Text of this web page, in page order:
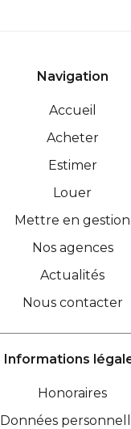
Navigation
Accueil
Acheter
Estimer
Louer
Mettre en gestion
Nos agences
Actualités
Nous contacter
Informations
Honoraires
Données